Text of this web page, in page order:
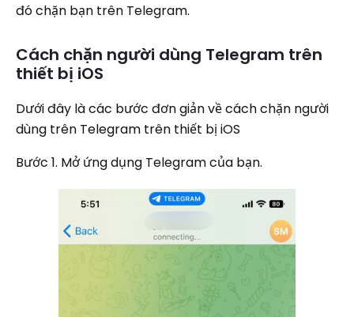
đó chặn bạn trên Telegram.
Cách chặn người dùng Telegram trên
thiết bị iOS
Dưới đây là các bước đơn giản về cách chặn người
dùng trên Telegram trên thiết bị iOS
Bước 1. Mở ứng dụng Telegram của bạn.